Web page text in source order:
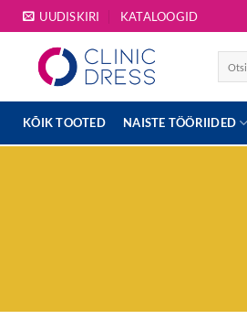
Skip
to
content
UUDISKIRI KATALOOGID
KÕIK TOOTED NAISTE TÖÖRIIDED